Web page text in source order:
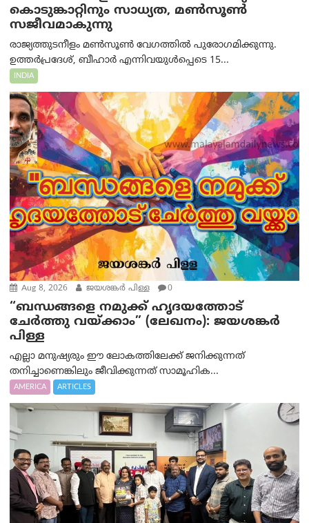
കൊടുങ്കാറ്റിനും സാധ്യത, മൺസൂൺ
സജീവമാകുന്നു
രാജ്യത്തുടനീളം മൺസൂൺ വേഗത്തിൽ പുരോഗമിക്കുന്നു.
ഉത്തർപ്രദേശ്, ബീഹാർ എന്നിവയുൾപ്പെടെ 15...
INDIA
Aug 8, 2026 ജയശങ്കര്‍ പിള്ള 0
“ബന്ധങ്ങളെ നമുക്ക് ഹൃദയത്തോട്
ചേർത്തു വയ്ക്കാം” (ലേഖനം): ജയശങ്കര്‍
പിള്ള
എല്ലാ മനുഷ്യരും ഈ ലോകത്തിലേക്ക് ജനിക്കുന്നത്
തനിച്ചാണെങ്കിലും ജീവിക്കുന്നത് സാമൂഹിക...
AMERICA ARTICLES